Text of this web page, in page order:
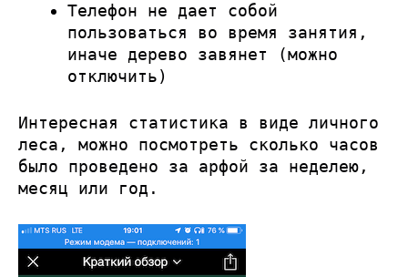
Телефон не дает собой
пользоваться во время занятия,
иначе дерево завянет (можно
отключить)
Интересная статистика в виде личного
леса, можно посмотреть сколько часов
было проведено за арфой за неделею,
месяц или год.